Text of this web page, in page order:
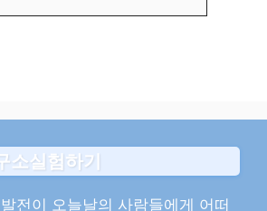
소실험하기
전이 오늘날의 사람들에게 어떠